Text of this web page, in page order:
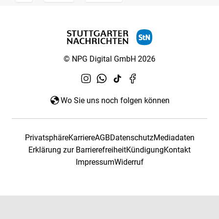
© NPG Digital GmbH 2026
Wo Sie uns noch folgen können
PrivatsphäreKarriereAGBDatenschutzMediadaten
Erklärung zur BarrierefreiheitKündigungKontakt
ImpressumWiderruf